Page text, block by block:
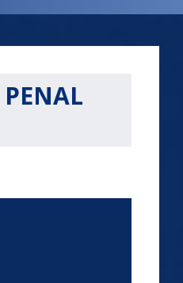
PENAL